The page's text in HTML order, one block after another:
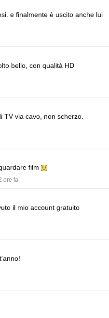
e finalmente è uscito anche lui
bello, con qualità HD
TV via cavo, non scherzo.
film
ore fa
il mio account gratuito